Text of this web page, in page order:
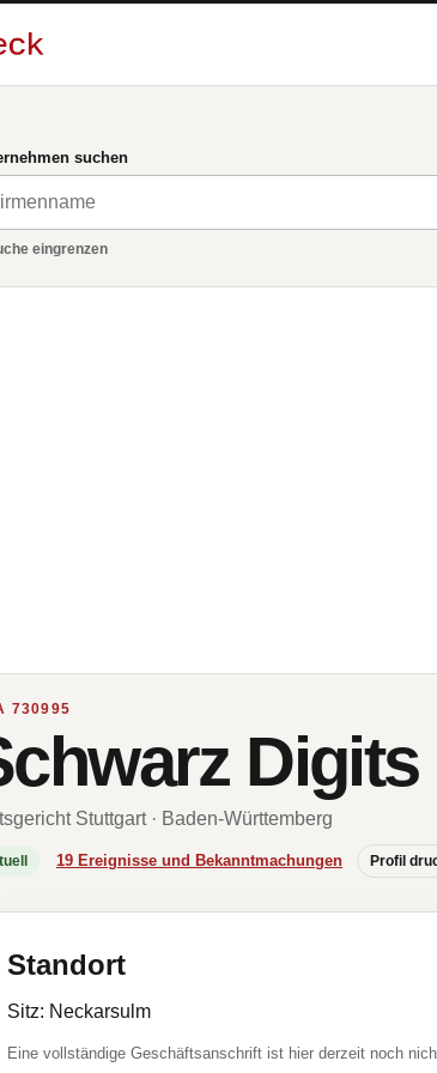
suchen
eingrenzen
730995
Digits
Stuttgart · Baden-Württemberg
19 Ereignisse und Bekanntmachungen Profil
Standort
Sitz: Neckarsulm
Eine vollständige Geschäftsanschrift ist hier derzeit noch